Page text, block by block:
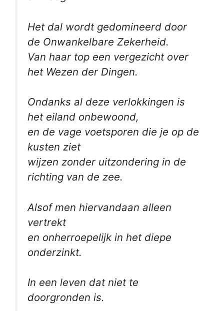
Het dal wordt gedomineerd door
de Onwankelbare Zekerheid.
Van haar top een vergezicht over
het Wezen der Dingen.
Ondanks al deze verlokkingen is
het eiland onbewoond,
en de vage voetsporen die je op de
kusten ziet
wijzen zonder uitzondering in de
richting van de zee.
Alsof men hiervandaan alleen
vertrekt
en onherroepelijk in het diepe
onderzinkt.
In een leven dat niet te
doorgronden is.